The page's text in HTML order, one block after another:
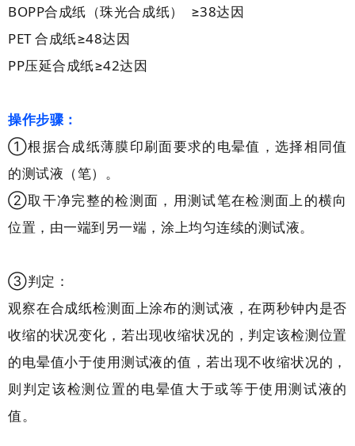
BOPP合成纸（珠光合成纸） ≥38达因
PET 合成纸≥48达因
PP压延合成纸≥42达因
操作步骤：
①根据合成纸薄膜印刷面要求的电晕值，选择相同值
的测试液（笔）。
②取干净完整的检测面，用测试笔在检测面上的横向
位置，由一端到另一端，涂上均匀连续的测试液。
③判定：
观察在合成纸检测面上涂布的测试液，在两秒钟内是否
收缩的状况变化，若出现收缩状况的，判定该检测位置
的电晕值小于使用测试液的值，若出现不收缩状况的，
则判定该检测位置的电晕值大于或等于使用测试液的
值。